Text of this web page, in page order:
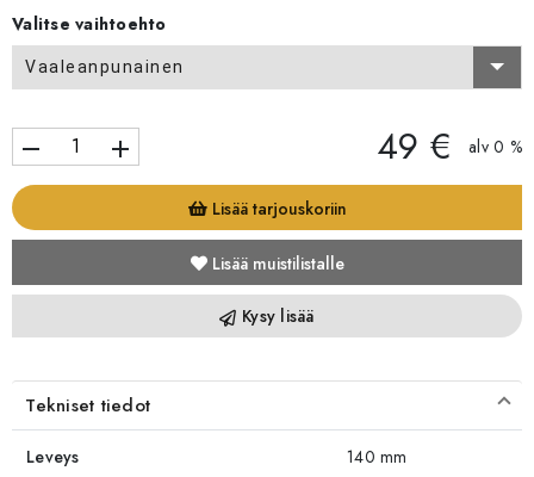
Valitse vaihtoehto
Vaaleanpunainen
remove add 49 € alv 0 %
Lisää tarjouskoriin
Lisää muistilistalle
Kysy lisää
Tekniset tiedot
Leveys 140 mm